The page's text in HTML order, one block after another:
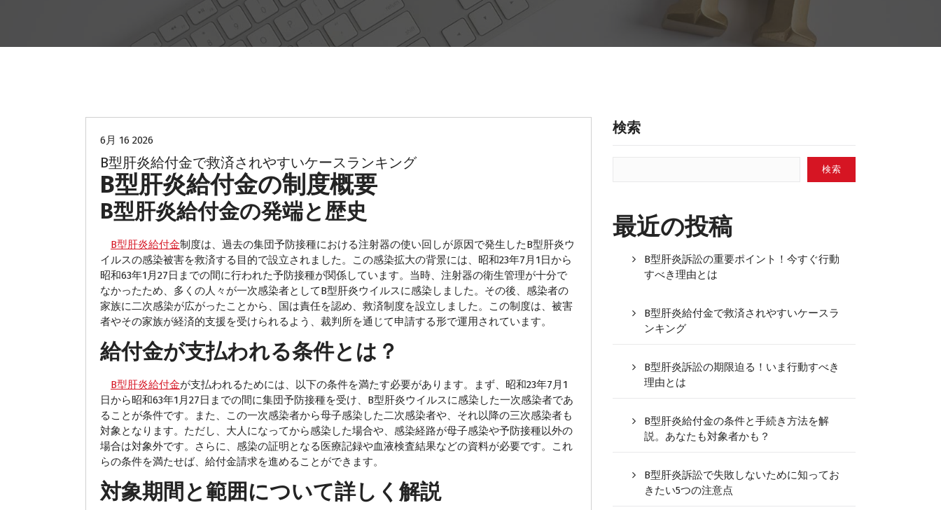
6月 16 2026
B型肝炎給付金で救済されやすいケースランキング
B型肝炎給付金の制度概要
B型肝炎給付金の発端と歴史
B型肝炎給付金制度は、過去の集団予防接種における注射器の使い回しが原因で発生したB型肝炎ウ
イルスの感染被害を救済する目的で設立されました。この感染拡大の背景には、昭和23年7月1日から
昭和63年1月27日までの間に行われた予防接種が関係しています。当時、注射器の衛生管理が十分で
なかったため、多くの人々が一次感染者としてB型肝炎ウイルスに感染しました。その後、感染者の
家族に二次感染が広がったことから、国は責任を認め、救済制度を設立しました。この制度は、被害
者やその家族が経済的支援を受けられるよう、裁判所を通じて申請する形で運用されています。
給付金が支払われる条件とは？
B型肝炎給付金が支払われるためには、以下の条件を満たす必要があります。まず、昭和23年7月1
日から昭和63年1月27日までの間に集団予防接種を受け、B型肝炎ウイルスに感染した一次感染者であ
ることが条件です。また、この一次感染者から母子感染した二次感染者や、それ以降の三次感染者も
対象となります。ただし、大人になってから感染した場合や、感染経路が母子感染や予防接種以外の
場合は対象外です。さらに、感染の証明となる医療記録や血液検査結果などの資料が必要です。これ
らの条件を満たせば、給付金請求を進めることができます。
対象期間と範囲について詳しく解説
検索
検索
最近の投稿
B型肝炎訴訟の重要ポイント！今すぐ行動
すべき理由とは
B型肝炎給付金で救済されやすいケースラ
ンキング
B型肝炎訴訟の期限迫る！いま行動すべき
理由とは
B型肝炎給付金の条件と手続き方法を解
説。あなたも対象者かも？
B型肝炎訴訟で失敗しないために知ってお
きたい5つの注意点